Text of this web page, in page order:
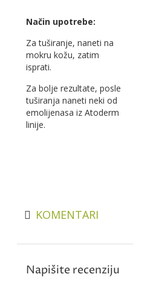
Način upotrebe:
Za tuširanje, naneti na
mokru kožu, zatim
isprati.
Za bolje rezultate, posle
tuširanja naneti neki od
emolijenasa iz Atoderm
linije.
KOMENTARI
Napišite recenziju